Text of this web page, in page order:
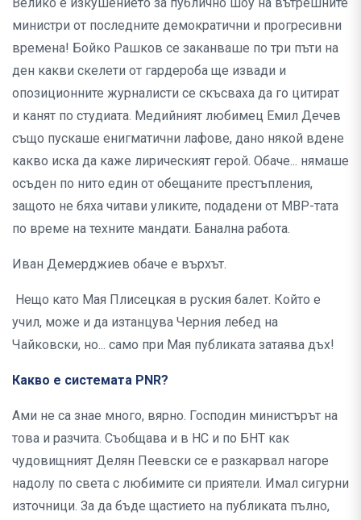
министри от последните демократични и прогресивни
времена! Бойко Рашков се заканваше по три пъти на
ден какви скелети от гардероба ще извади и
опозиционните журналисти се скъсваха да го цитират
и канят по студиата. Медийният любимец Емил Дечев
също пускаше енигматични лафове, дано някой вдене
какво иска да каже лирическият герой. Обаче... нямаше
осъден по нито един от обещаните престъпления,
защото не бяха читави уликите, подадени от МВР-тата
по време на техните мандати. Банална работа.
Иван Демерджиев обаче е върхът.
Нещо като Мая Плисецкая в руския балет. Който е
учил, може и да изтанцува Черния лебед на
Чайковски, но... само при Мая публиката затаява дъх!
Какво е системата PNR?
Ами не са знае много, вярно. Господин министърът на
това и разчита. Съобщава и в НС и по БНТ как
чудовищният Делян Пеевски се е разкарвал нагоре
надолу по света с любимите си приятели. Имал сигурни
източници. За да бъде щастието на публиката пълно,